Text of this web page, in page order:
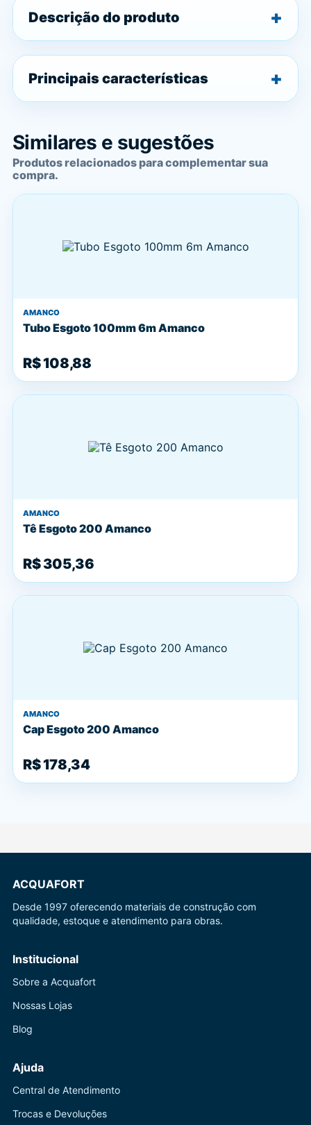
Descrição do produto
Principais características
Similares e sugestões
Produtos relacionados para complementar sua
compra.
AMANCO
Tubo Esgoto 100mm 6m Amanco
R$ 108,88
AMANCO
Tê Esgoto 200 Amanco
R$ 305,36
AMANCO
Cap Esgoto 200 Amanco
R$ 178,34
ACQUAFORT
Desde 1997 oferecendo materiais de construção com
qualidade, estoque e atendimento para obras.
Institucional
Sobre a Acquafort
Nossas Lojas
Blog
Ajuda
Central de Atendimento
Trocas e Devoluções